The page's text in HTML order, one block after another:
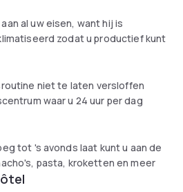
reached within 15 minutes by car
hire can be arranged at the hotel,
choice for travellers
al uw eisen, want hij is
zodat u productief kunt
niet te laten versloffen
waar u 24 uur per dag
tot 's avonds laat kunt u aan de
pasta, kroketten en meer